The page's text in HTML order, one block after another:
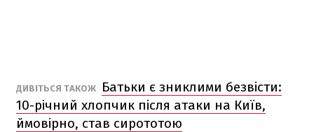
ДИВІТЬСЯ ТАКОЖ
Батьки є зниклими безвісти:
10-річний хлопчик після атаки на Київ,
ймовірно, став сирототою